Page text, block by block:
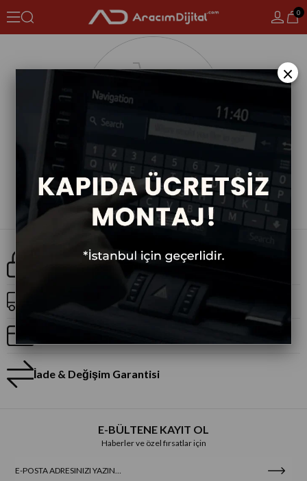
0
Güvenli Alışveriş
İade & Değişim Garantisi
E-BÜLTENE KAYIT OL
Haberler ve özel fırsatlar için
×